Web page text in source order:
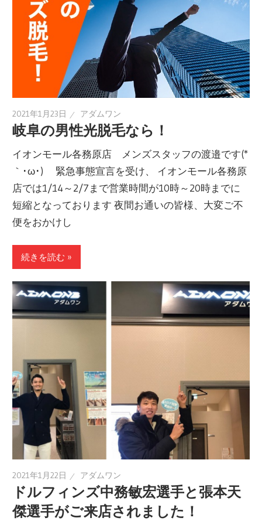
2021年1月23日 アダムワン
岐阜の男性光脱毛なら！
イオンモール各務原店 メンズスタッフの渡邉です(*
｀･ω･)ゞ 緊急事態宣言を受け、 イオンモール各務原
店では1/14～2/7まで営業時間が10時～20時までに
短縮となっております 夜間お通いの皆様、大変ご不
便をおかけし
続きを読む »
2021年1月22日 アダムワン
ドルフィンズ中務敏宏選手と張本天
傑選手がご来店されました！